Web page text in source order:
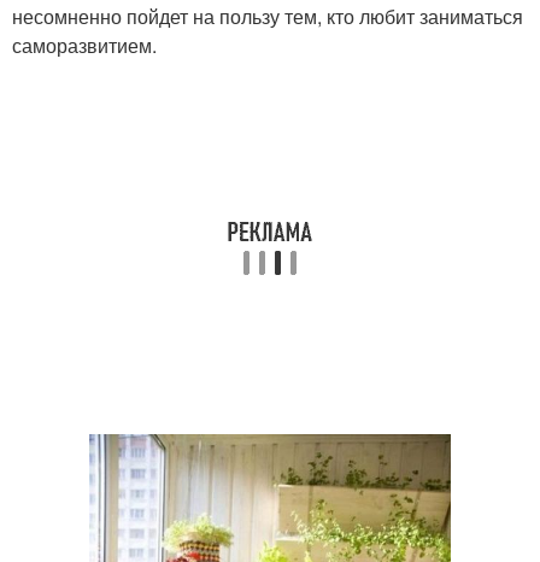
несомненно пойдет на пользу тем, кто любит заниматься
саморазвитием.